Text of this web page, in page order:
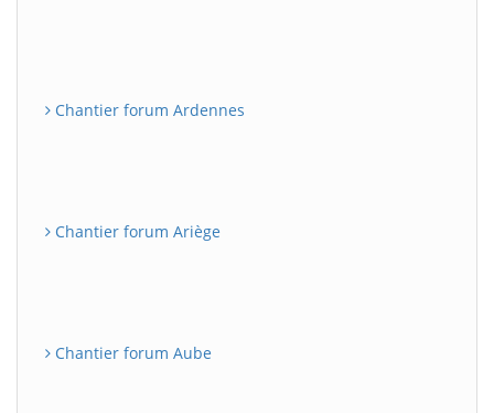
Chantier forum Ardennes
Chantier forum Ariège
Chantier forum Aube